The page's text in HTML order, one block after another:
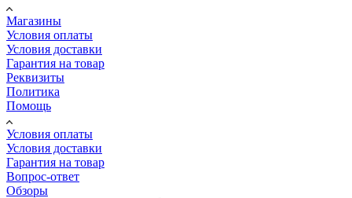
Магазины
Условия оплаты
Условия доставки
Гарантия на товар
Реквизиты
Политика
Помощь
Условия оплаты
Условия доставки
Гарантия на товар
Вопрос-ответ
Обзоры